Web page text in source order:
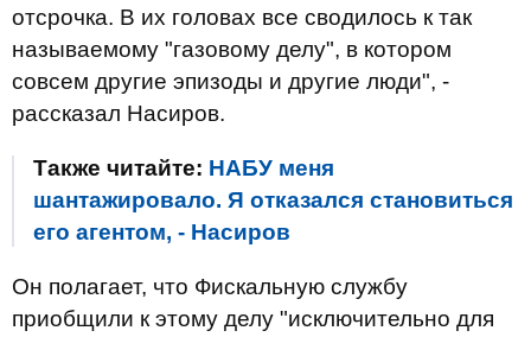
отсрочка. В их головах все сводилось к так
называемому "газовому делу", в котором
совсем другие эпизоды и другие люди", -
рассказал Насиров.
Также читайте: НАБУ меня
шантажировало. Я отказался становиться
его агентом, - Насиров
Он полагает, что Фискальную службу
приобщили к этому делу "исключительно для